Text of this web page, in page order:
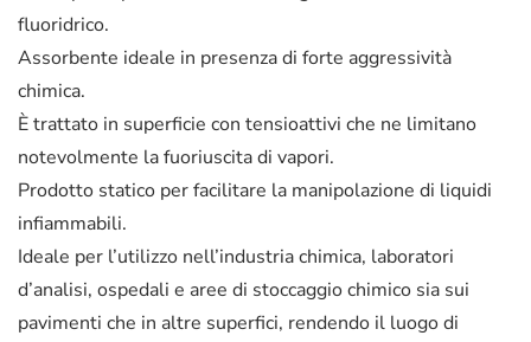
fluoridrico.
Assorbente ideale in presenza di forte aggressività
chimica.
È trattato in superficie con tensioattivi che ne limitano
notevolmente la fuoriuscita di vapori.
Prodotto statico per facilitare la manipolazione di liquidi
infiammabili.
Ideale per l’utilizzo nell’industria chimica, laboratori
d’analisi, ospedali e aree di stoccaggio chimico sia sui
pavimenti che in altre superfici, rendendo il luogo di